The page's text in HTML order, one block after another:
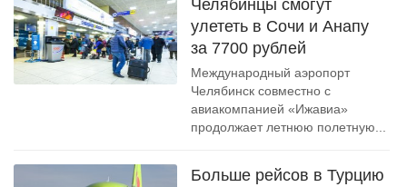
Челябинцы смогут
улететь в Сочи и Анапу
за 7700 рублей
Международный аэропорт
Челябинск совместно с
авиакомпанией «Ижавиа»
продолжает летнюю полетную...
Больше рейсов в Турцию